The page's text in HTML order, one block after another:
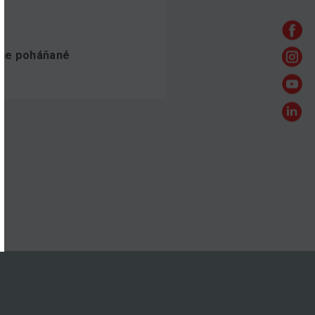
poháňané